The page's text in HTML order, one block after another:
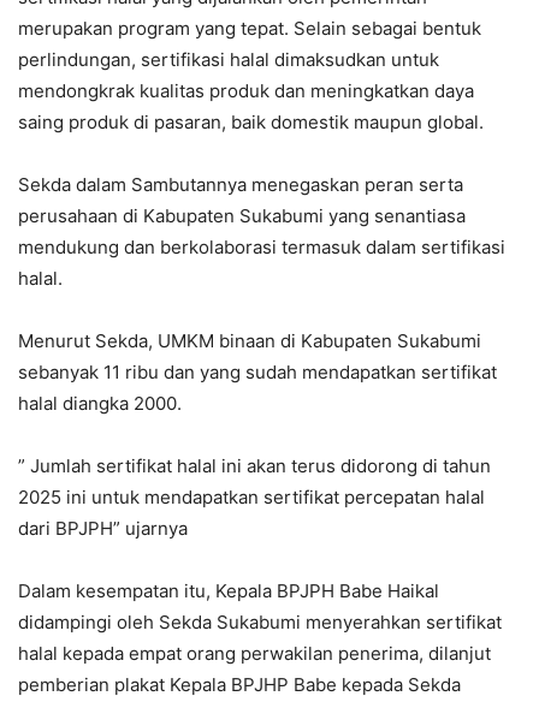
merupakan program yang tepat. Selain sebagai bentuk
perlindungan, sertifikasi halal dimaksudkan untuk
mendongkrak kualitas produk dan meningkatkan daya
saing produk di pasaran, baik domestik maupun global.
Sekda dalam Sambutannya menegaskan peran serta
perusahaan di Kabupaten Sukabumi yang senantiasa
mendukung dan berkolaborasi termasuk dalam sertifikasi
halal.
Menurut Sekda, UMKM binaan di Kabupaten Sukabumi
sebanyak 11 ribu dan yang sudah mendapatkan sertifikat
halal diangka 2000.
” Jumlah sertifikat halal ini akan terus didorong di tahun
2025 ini untuk mendapatkan sertifikat percepatan halal
dari BPJPH” ujarnya
Dalam kesempatan itu, Kepala BPJPH Babe Haikal
didampingi oleh Sekda Sukabumi menyerahkan sertifikat
halal kepada empat orang perwakilan penerima, dilanjut
pemberian plakat Kepala BPJHP Babe kepada Sekda